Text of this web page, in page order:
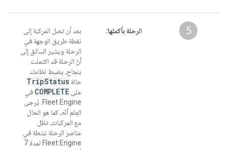
5 الرحلة بأكملها:
بعد أن تصل المركبة إلى
نقطة طريق الوجهة في
الرحلة ويشير السائق إلى
أنّ الرحلة قد اكتملت
بنجاح، يضبط نظامك
حالة
TripStatus
على COMPLETE في
Fleet Engine. يُرجى
العِلم أنّه، كما هو الحال
مع المركبات، تظل
عناصر الرحلة نشطة في
Fleet Engine لمدة 7